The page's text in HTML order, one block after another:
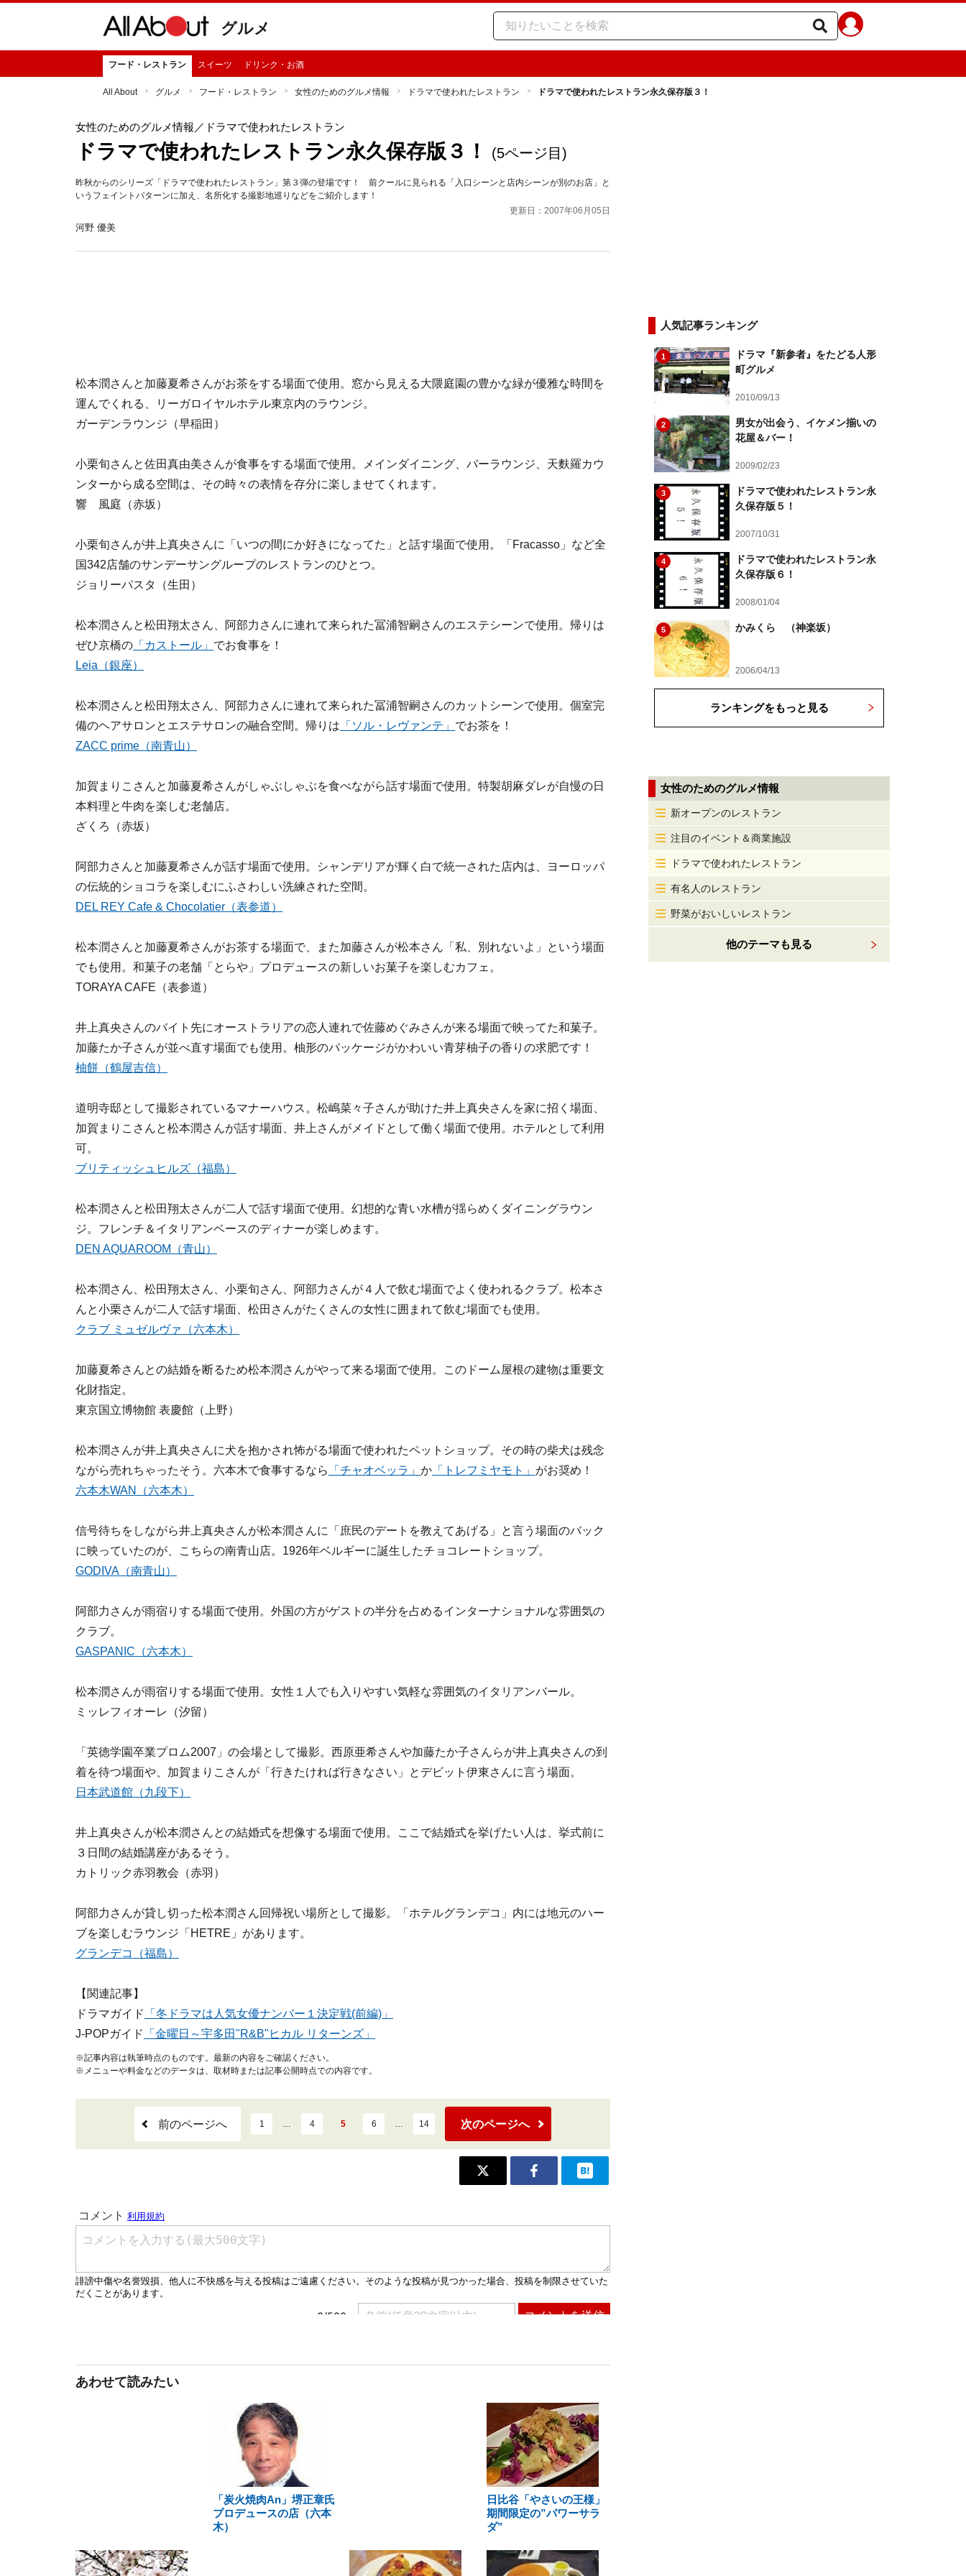
グルメ
フード・レストラン スイーツ ドリンク・お酒
All About グルメ フード・レストラン 女性のためのグルメ情報 ドラマで使われたレストラン ドラマで使われたレストラン永久保存版３！
女性のためのグルメ情報 ／ドラマで使われたレストラン
ドラマで使われたレストラン永久保存版３！ (5ページ目)
昨秋からのシリーズ「ドラマで使われたレストラン」第３弾の登場です！ 前クールに見られる「入口シーンと店内シーンが別のお店」と
いうフェイントパターンに加え、名所化する撮影地巡りなどをご紹介します！
更新日：2007年06月05日
河野 優美
松本潤さんと加藤夏希さんがお茶をする場面で使用。窓から見える大隈庭園の豊かな緑が優雅な時間を
運んでくれる、リーガロイヤルホテル東京内のラウンジ。
ガーデンラウンジ（早稲田）
小栗旬さんと佐田真由美さんが食事をする場面で使用。メインダイニング、バーラウンジ、天麩羅カウ
ンターから成る空間は、その時々の表情を存分に楽しませてくれます。
響 風庭（赤坂）
小栗旬さんが井上真央さんに「いつの間にか好きになってた」と話す場面で使用。「Fracasso」など全
国342店舗のサンデーサングループのレストランのひとつ。
ジョリーパスタ（生田）
松本潤さんと松田翔太さん、阿部力さんに連れて来られた冨浦智嗣さんのエステシーンで使用。帰りは
ぜひ京橋の 「カストール」 でお食事を！
Leia（銀座）
松本潤さんと松田翔太さん、阿部力さんに連れて来られた冨浦智嗣さんのカットシーンで使用。個室完
備のヘアサロンとエステサロンの融合空間。帰りは 「ソル・レヴァンテ」 でお茶を！
ZACC prime（南青山）
加賀まりこさんと加藤夏希さんがしゃぶしゃぶを食べながら話す場面で使用。特製胡麻ダレが自慢の日
本料理と牛肉を楽しむ老舗店。
ざくろ（赤坂）
阿部力さんと加藤夏希さんが話す場面で使用。シャンデリアが輝く白で統一された店内は、ヨーロッパ
の伝統的ショコラを楽しむにふさわしい洗練された空間。
DEL REY Cafe & Chocolatier（表参道）
松本潤さんと加藤夏希さんがお茶する場面で、また加藤さんが松本さん「私、別れないよ」という場面
でも使用。和菓子の老舗「とらや」プロデュースの新しいお菓子を楽しむカフェ。
TORAYA CAFE（表参道）
井上真央さんのバイト先にオーストラリアの恋人連れで佐藤めぐみさんが来る場面で映ってた和菓子。
加藤たか子さんが並べ直す場面でも使用。柚形のパッケージがかわいい青芽柚子の香りの求肥です！
柚餅（鶴屋吉信）
道明寺邸として撮影されているマナーハウス。松嶋菜々子さんが助けた井上真央さんを家に招く場面、
加賀まりこさんと松本潤さんが話す場面、井上さんがメイドとして働く場面で使用。ホテルとして利用
可。
ブリティッシュヒルズ（福島）
松本潤さんと松田翔太さんが二人で話す場面で使用。幻想的な青い水槽が揺らめくダイニングラウン
ジ。フレンチ＆イタリアンベースのディナーが楽しめます。
DEN AQUAROOM（青山）
松本潤さん、松田翔太さん、小栗旬さん、阿部力さんが４人で飲む場面でよく使われるクラブ。松本さ
んと小栗さんが二人で話す場面、松田さんがたくさんの女性に囲まれて飲む場面でも使用。
クラブ ミュゼルヴァ（六本木）
加藤夏希さんとの結婚を断るため松本潤さんがやって来る場面で使用。このドーム屋根の建物は重要文
化財指定。
東京国立博物館 表慶館（上野）
松本潤さんが井上真央さんに犬を抱かされ怖がる場面で使われたペットショップ。その時の柴犬は残念
ながら売れちゃったそう。六本木で食事するなら
「チャオベッラ」 か 「トレフミヤモト」 がお奨め！
六本木WAN（六本木）
信号待ちをしながら井上真央さんが松本潤さんに「庶民のデートを教えてあげる」と言う場面のバック
に映っていたのが、こちらの南青山店。1926年ベルギーに誕生したチョコレートショップ。
GODIVA（南青山）
阿部力さんが雨宿りする場面で使用。外国の方がゲストの半分を占めるインターナショナルな雰囲気の
クラブ。
GASPANIC（六本木）
松本潤さんが雨宿りする場面で使用。女性１人でも入りやすい気軽な雰囲気のイタリアンバール。
ミッレフィオーレ（汐留）
「英徳学園卒業プロム2007」の会場として撮影。西原亜希さんや加藤たか子さんらが井上真央さんの到
着を待つ場面や、加賀まりこさんが「行きたければ行きなさい」とデビット伊東さんに言う場面。
日本武道館（九段下）
井上真央さんが松本潤さんとの結婚式を想像する場面で使用。ここで結婚式を挙げたい人は、挙式前に
３日間の結婚講座があるそう。
カトリック赤羽教会（赤羽）
阿部力さんが貸し切った松本潤さん回帰祝い場所として撮影。「ホテルグランデコ」内には地元のハー
ブを楽しむラウンジ「HETRE」があります。
グランデコ（福島）
【関連記事】
ドラマガイド
「冬ドラマは人気女優ナンバー１決定戦(前編)」
J-POPガイド
「金曜日～宇多田"R&B"ヒカル リターンズ」
※記事内容は執筆時点のものです。最新の内容をご確認ください。
※メニューや料金などのデータは、取材時または記事公開時点での内容です。
前のページへ 1 … 4 5 6 … 14 次のページへ
あわせて読みたい
「炭火焼肉An」堺正章氏
プロデュースの店（六本
木）
日比谷「やさいの王様」
期間限定の”パワーサラ
ダ”
人気記事ランキング
1
ドラマ『新参者』をたどる人形
町グルメ
2010/09/13
2
男女が出会う、イケメン揃いの
花屋＆バー！
2009/02/23
3
ドラマで使われたレストラン永
久保存版５！
2007/10/31
4
ドラマで使われたレストラン永
久保存版６！
2008/01/04
5 かみくら （神楽坂）
2006/04/13
ランキングをもっと見る
女性のためのグルメ情報
新オープンのレストラン
注目のイベント＆商業施設
ドラマで使われたレストラン
有名人のレストラン
野菜がおいしいレストラン
他のテーマも見る